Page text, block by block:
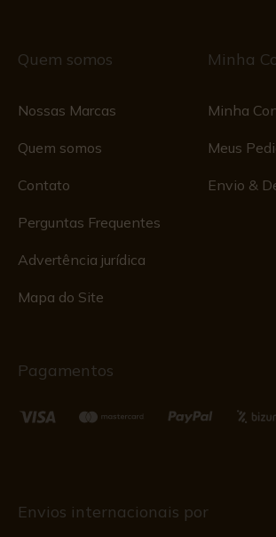
Quem somos
Nossas Marcas
Quem somos
Contato
Perguntas Frequentes
Advertência jurídica
Mapa do Site
Minha
Minha
Meus
Envio &
Pagamentos
Envios internacionais por